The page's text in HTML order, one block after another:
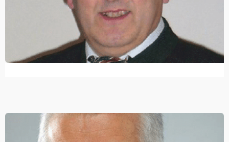
VON SINHUBER
Franz Sinhuber ist mit 11. April 2019 als